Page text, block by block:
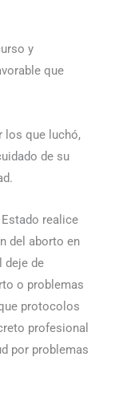
y
que
los que luchó,
de su
realice
del aborto en
deje de
o problemas
protocolos
profesional
por problemas